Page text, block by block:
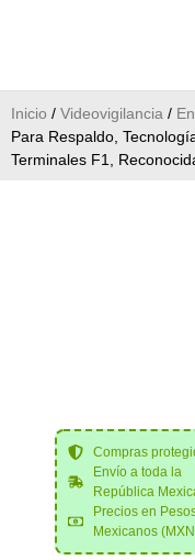
Inicio / Videovigilancia /
Para Respaldo,
Terminales F1,
Compras
Envío a toda la
República
Precios en
Mexicanos